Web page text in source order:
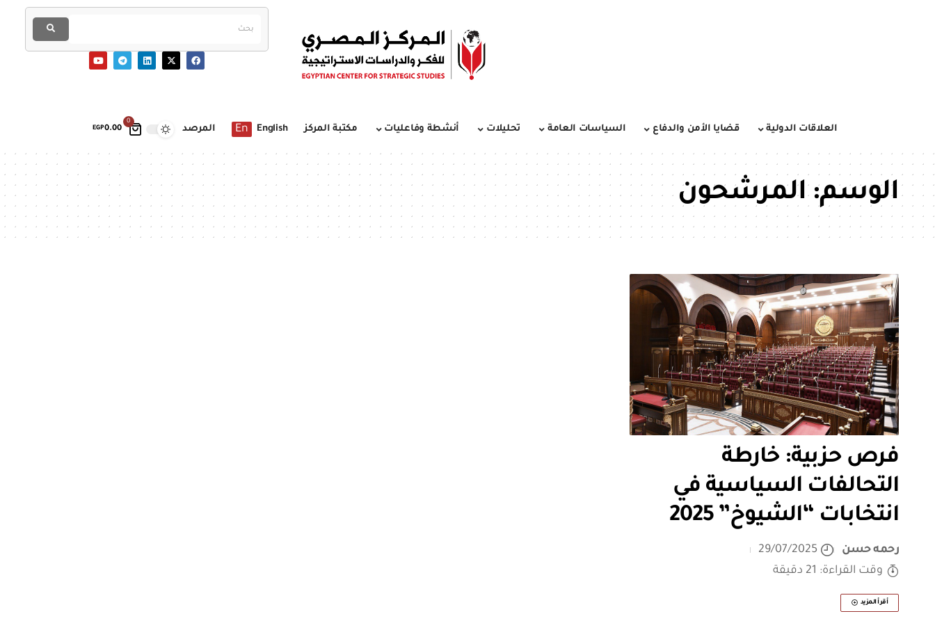
0
EGP0.00 العلاقات الدولية قضايا الأمن والدفاع السياسات العامة تحليلات أنشطة وفاعليات مكتبة المركز English
En المرصد
الوسم:المرشحون
فرص حزبية: خارطة
التحالفات السياسية في
انتخابات “الشيوخ” 2025
رحمه حسن
29/07/2025
وقت القراءة: 21 دقيقة
أقرأ المزيد